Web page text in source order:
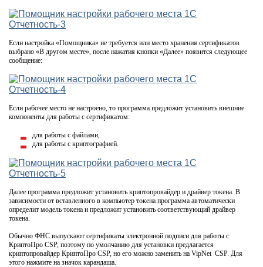
Если настройка «Помощника» не требуется или место хранения сертификатов
выбрано «В другом месте», после нажатия кнопки «Далее» появится следующее
сообщение:
Если рабочее место не настроено, то программа предложит установить внешние
компоненты для работы с сертификатом:
для работы с файлами,
для работы с криптографией.
Далее программа предложит установить криптопровайдер и драйвер токена. В
зависимости от вставленного в компьютер токена программа автоматически
определит модель токена и предложит установить соответствующий драйвер
токена.
Обычно ФНС выпускают сертификаты электронной подписи для работы с
КриптоПро CSP, поэтому по умолчанию для установки предлагается
криптопровайдер КриптоПро CSP, но его можно заменить на VipNet CSP. Для
этого нажмите на значок карандаша.